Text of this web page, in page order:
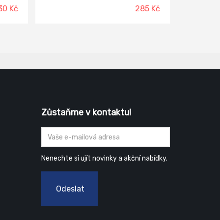
Kč
předfiltry SR 221, které prodlouží
životnost SR 510. Balení filtrů: 1 ks
285 Kč
Zůstaňme v kontaktu!
Nenechte si ujít novinky a akční nabídky.
Odeslat